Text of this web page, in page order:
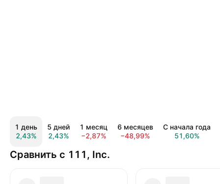
1 день
2,43%
5 дней
2,43%
1 месяц
−2,87%
6 месяцев
−48,99%
С начала года
51,60%
Сравнить с 111, Inc.